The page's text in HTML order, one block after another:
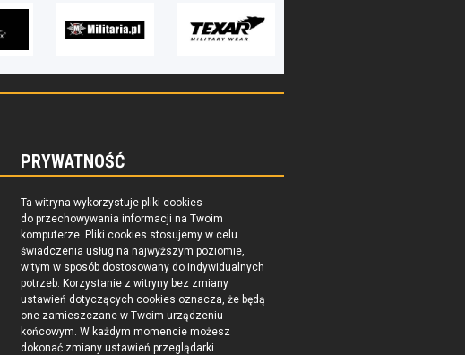
PRYWATNOŚĆ
Ta witryna wykorzystuje pliki cookies
do przechowywania informacji na Twoim
komputerze. Pliki cookies stosujemy w celu
świadczenia usług na najwyższym poziomie,
w tym w sposób dostosowany do indywidualnych
potrzeb. Korzystanie z witryny bez zmiany
ustawień dotyczących cookies oznacza, że będą
one zamieszczane w Twoim urządzeniu
końcowym. W każdym momencie możesz
dokonać zmiany ustawień przeglądarki